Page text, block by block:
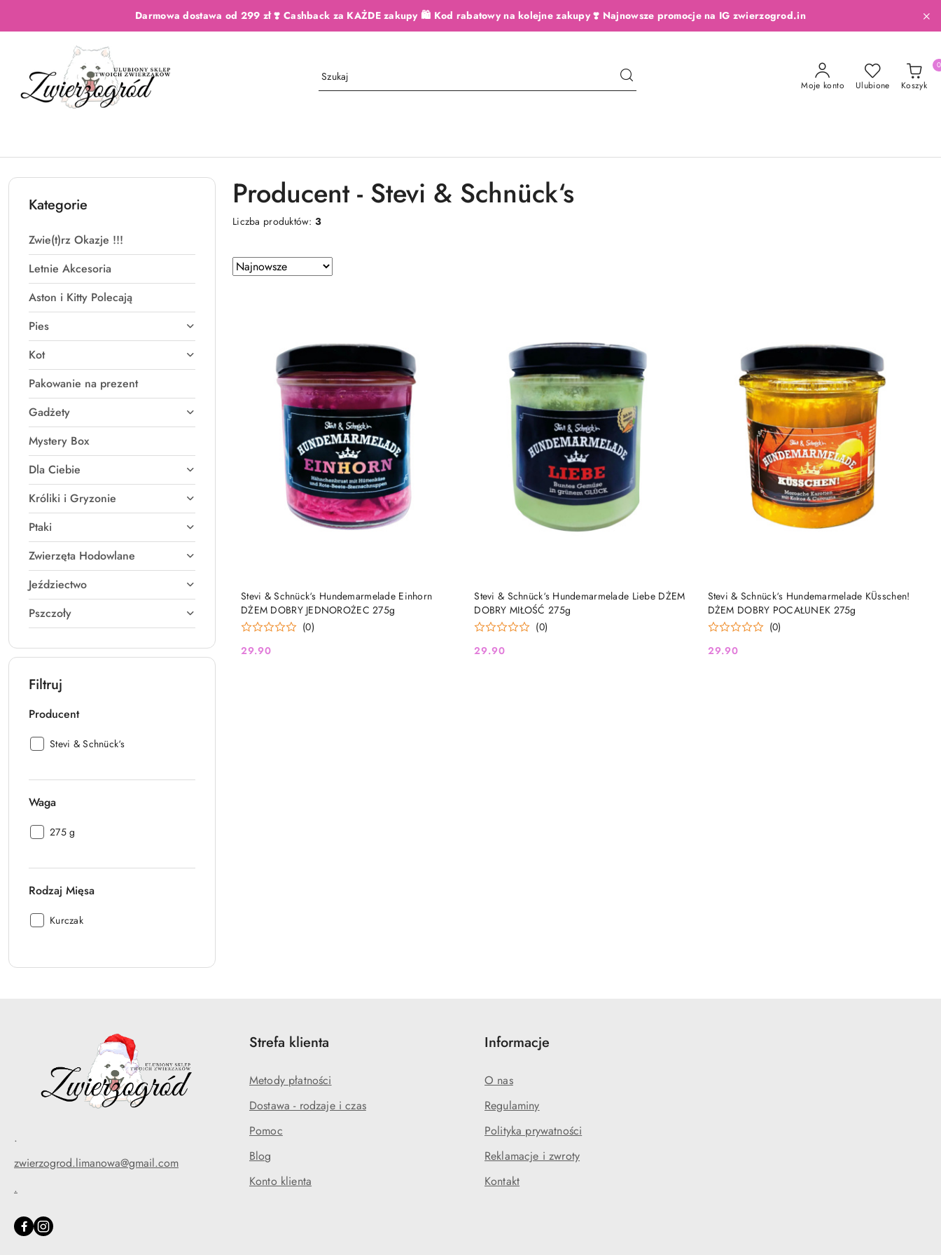
Przejdź do treści głównej
Przejdź do wyszukiwarki
Przejdź do moje konto
Przejdź do menu głównegoDarmowa dostawa od 299 zł ❣️ Cashback za KAŻDE zakupy 🛍️ Kod rabatowy na kolejne zakupy ❣️ Najnowsze promocje na IG zwierzogrod.in
Moje konto Ulubione Koszyk
0
Kategorie
Zwie(t)rz Okazje !!!
Letnie Akcesoria
Aston i Kitty Polecają
Pies
Kot
Pakowanie na prezent
Gadżety
Mystery Box
Dla Ciebie
Króliki i Gryzonie
Ptaki
Zwierzęta Hodowlane
Jeździectwo
Pszczoły
Filtruj
Producent
Producent:
Stevi & Schnück‘s
Waga
Waga:
275 g
Rodzaj Mięsa
Rodzaj
Kurczak
Producent - Stevi & Schnück‘s
Liczba produktów:3
Zastosowano
sortowanie:
Sortuj
według
Stevi & Schnück‘s Hundemarmelade Einhorn
DŻEM DOBRY JEDNOROŻEC 275g
(0)
Cena:
29.90
DO KOSZYKA
Stevi & Schnück‘s Hundemarmelade Liebe DŻEM
DOBRY MIŁOŚĆ 275g
(0)
Cena:
29.90
DO KOSZYKA
Stevi & Schnück‘s Hundemarmelade KÜsschen!
DŻEM DOBRY POCAŁUNEK 275g
(0)
Cena:
29.90
DO KOSZYKA
.
zwierzogrod.limanowa@gmail.com
.
Strefa klienta
Metody płatności
Dostawa - rodzaje i czas
Pomoc
Blog
Konto klienta
Informacje
O nas
Regulaminy
Polityka prywatności
Reklamacje i zwroty
Kontakt